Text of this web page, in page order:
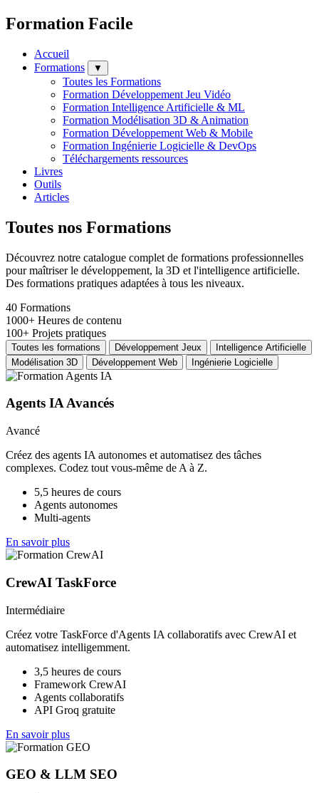
Formation Facile
Accueil
Formations
▼
Toutes les Formations
Formation Développement Jeu Vidéo
Formation Intelligence Artificielle & ML
Formation Modélisation 3D & Animation
Formation Développement Web & Mobile
Formation Ingénierie Logicielle & DevOps
Téléchargements ressources
Livres
Outils
Articles
Toutes nos Formations
Découvrez notre catalogue complet de formations professionnelles
pour maîtriser le développement, la 3D et l'intelligence artificielle.
Des formations pratiques adaptées à tous les niveaux.
40 Formations
1000+ Heures de contenu
100+ Projets pratiques
Toutes les formations Développement Jeux
Intelligence Artificielle
Modélisation 3D
Développement Web Ingénierie Logicielle
Agents IA Avancés
Avancé
Créez des agents IA autonomes et automatisez des tâches
complexes. Codez tout vous-même de A à Z.
5,5 heures de cours
Agents autonomes
Multi-agents
En savoir plus
CrewAI TaskForce
Intermédiaire
Créez votre TaskForce d'Agents IA collaboratifs avec CrewAI et
automatisez intelligemment.
3,5 heures de cours
Framework CrewAI
Agents collaboratifs
API Groq gratuite
En savoir plus
GEO & LLM SEO